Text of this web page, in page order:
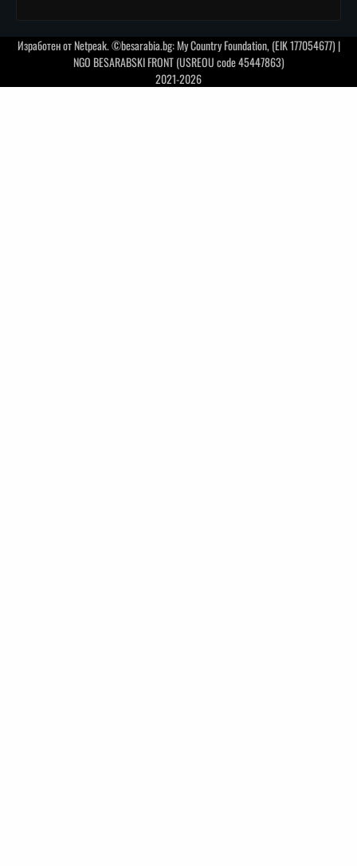
Изработен отNetpeak. ©besarabia.bg: My Country Foundation, (EIK 177054677) |
NGO BESARABSKI FRONT (USREOU code 45447863)
2021-2026